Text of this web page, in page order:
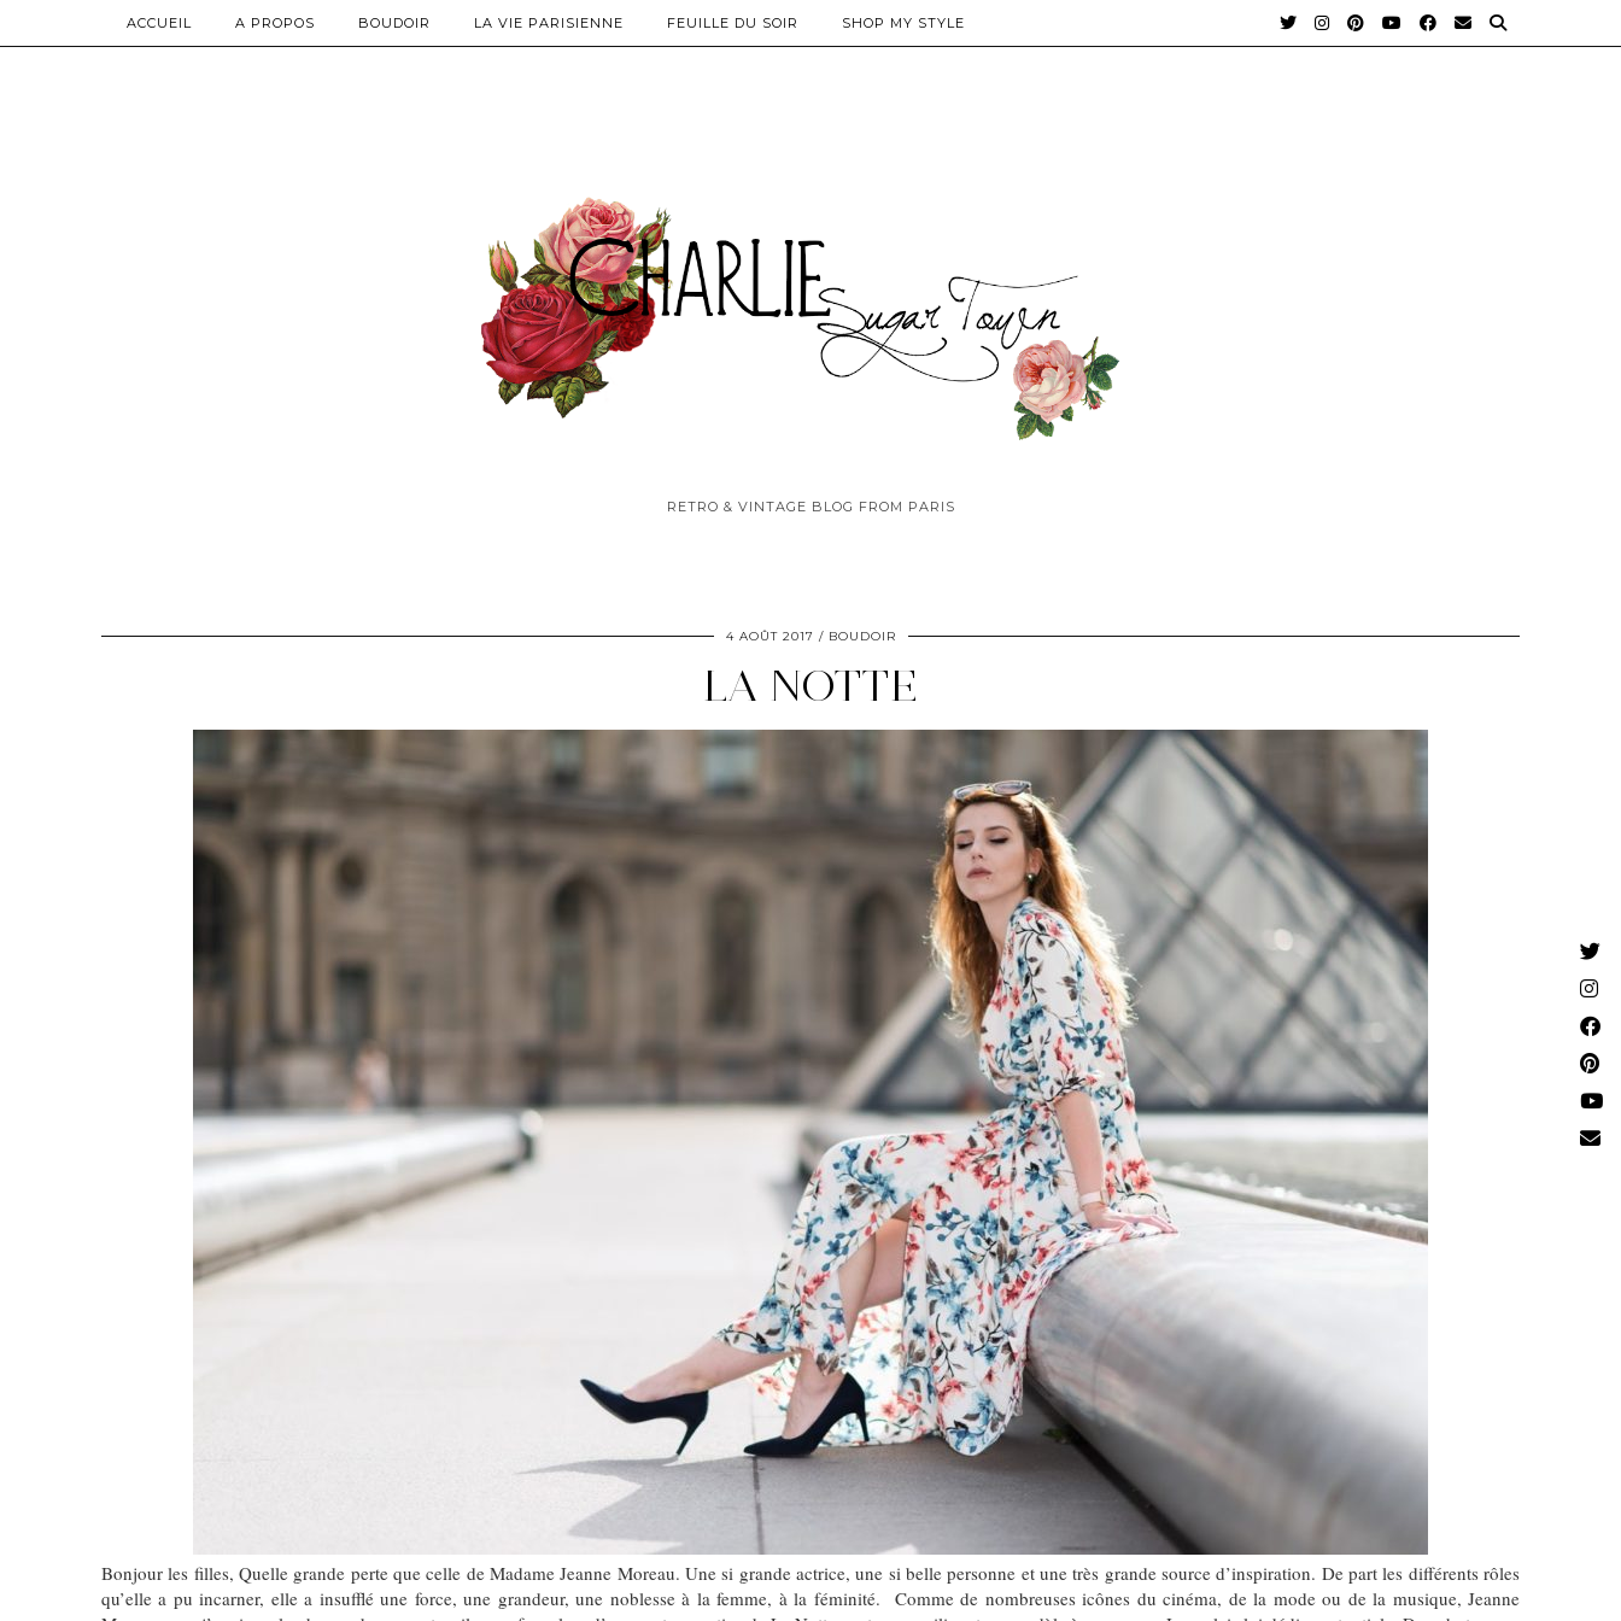
RETRO & VINTAGE BLOG FROM PARIS
ACCUEIL A PROPOS BOUDOIR LA VIE PARISIENNE FEUILLE DU SOIR SHOP MY STYLE
4 AOÛT 2017 BOUDOIR
LA NOTTE
Bonjour les filles, Quelle grande perte que celle de Madame Jeanne Moreau. Une si grande actrice, une si belle personne et une très grande source d’inspiration. De part les différents rôles
qu’elle a pu incarner, elle a insufflé une force, une grandeur, une noblesse à la femme, à la féminité. Comme de nombreuses icônes du cinéma, de la mode ou de la musique, Jeanne